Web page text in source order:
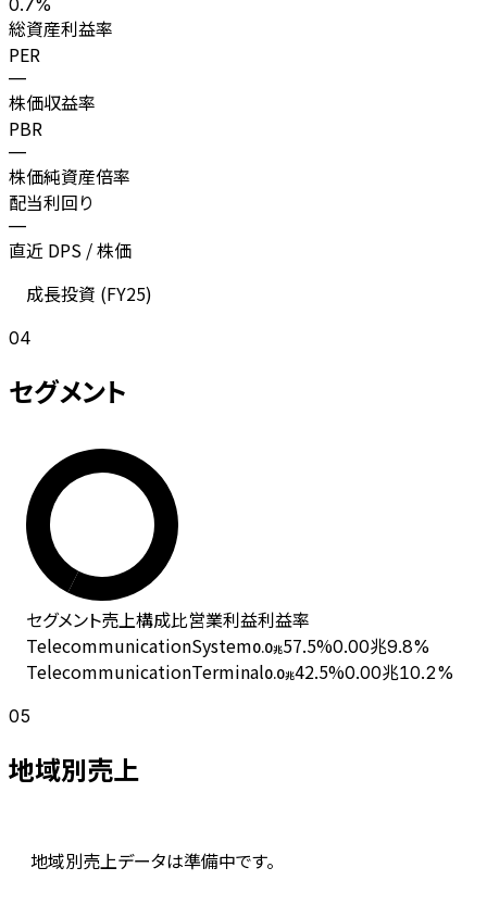
総資産利益率
PER
—
株価収益率
PBR
—
株価純資産倍率
配当利回り
—
直近 DPS / 株価
成長投資 (FY25)
04
セグメント
セグメント売上構成比営業利益利益率
TelecommunicationSystem0.0兆57.5%0.00兆9.8%
TelecommunicationTerminal0.0兆42.5%0.00兆10.2%
05
地域別売上
地域別売上データは準備中です。